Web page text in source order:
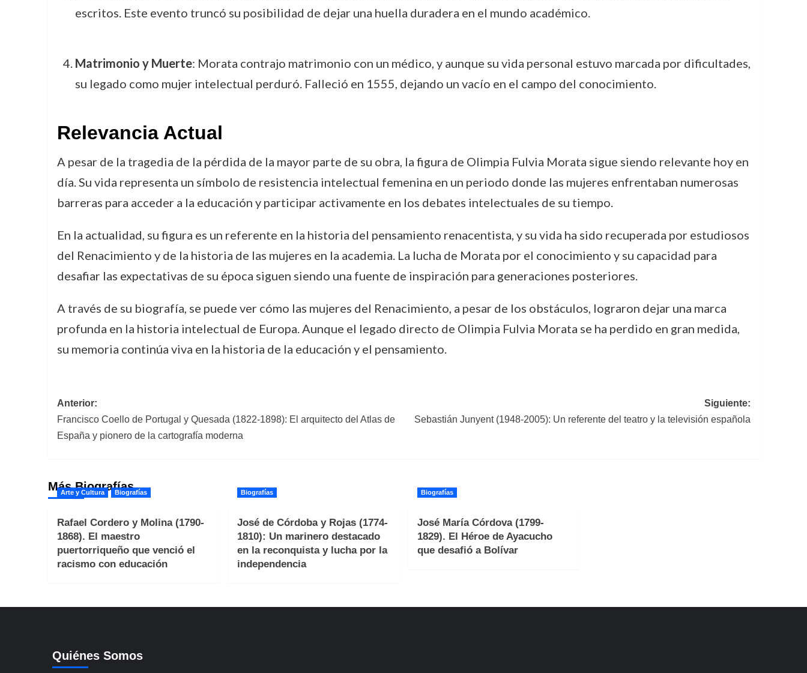
escritos. Este evento truncó su posibilidad de dejar una huella duradera en el mundo académico.
Matrimonio y Muerte: Morata contrajo matrimonio con un médico, y aunque su vida personal estuvo marcada por dificultades,
su legado como mujer intelectual perduró. Falleció en 1555, dejando un vacío en el campo del conocimiento.
Relevancia Actual
A pesar de la tragedia de la pérdida de la mayor parte de su obra, la figura de Olimpia Fulvia Morata sigue siendo relevante hoy en
día. Su vida representa un símbolo de resistencia intelectual femenina en un periodo donde las mujeres enfrentaban numerosas
barreras para acceder a la educación y participar activamente en los debates intelectuales de su tiempo.
En la actualidad, su figura es un referente en la historia del pensamiento renacentista, y su vida ha sido recuperada por estudiosos
del Renacimiento y de la historia de las mujeres en la academia. La lucha de Morata por el conocimiento y su capacidad para
desafiar las expectativas de su época siguen siendo una fuente de inspiración para generaciones posteriores.
A través de su biografía, se puede ver cómo las mujeres del Renacimiento, a pesar de los obstáculos, lograron dejar una marca
profunda en la historia intelectual de Europa. Aunque el legado directo de Olimpia Fulvia Morata se ha perdido en gran medida,
su memoria continúa viva en la historia de la educación y el pensamiento.
Navegación
de
Anterior:
Francisco Coello de Portugal y Quesada (1822-1898): El arquitecto del Atlas de
España y pionero de la cartografía moderna
Siguiente:
Sebastián Junyent (1948-2005): Un referente del teatro y la televisión española
Más Biografías
Arte y Cultura Biografías
Rafael Cordero y Molina (1790-
1868). El maestro
puertorriqueño que venció el
racismo con educación
Biografías
José de Córdoba y Rojas (1774-
1810): Un marinero destacado
en la reconquista y lucha por la
independencia
Biografías
José María Córdova (1799-
1829). El Héroe de Ayacucho
que desafió a Bolívar
Quiénes Somos